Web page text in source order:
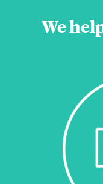
We